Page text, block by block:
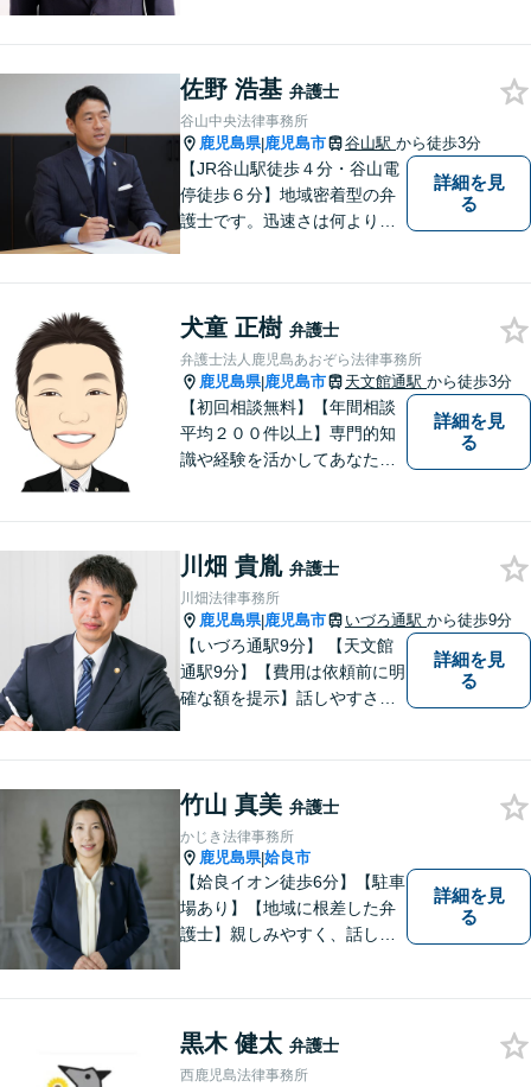
佐野 浩基 弁護士
谷山中央法律事務所
鹿児島県|鹿児島市 谷山駅 から徒歩3分
【JR谷山駅徒歩４分・谷山電
停徒歩６分】地域密着型の弁
護士です。迅速さは何よりの
詳細を見
る
犬童 正樹 弁護士
弁護士法人鹿児島あおぞら法律事務所
鹿児島県|鹿児島市 天文館通駅 から徒歩3分
【初回相談無料】【年間相談
平均２００件以上】専門的知
識や経験を活かしてあなたの
弁護などに強い弁護士です。
「鹿児島あおぞら法律事務
所」で検索。
詳細を見
る
川畑 貴胤 弁護士
川畑法律事務所
鹿児島県|鹿児島市 いづろ通駅 から徒歩9分
【いづろ通駅9分】 【天文館
通駅9分】【費用は依頼前に明
確な額を提示】話しやすさを
で、お悩みの解決に向けて丁
寧にアドバイスしていきま
す。
詳細を見
る
竹山 真美 弁護士
かじき法律事務所
鹿児島県|姶良市
【姶良イオン徒歩6分】【駐車
場あり】【地域に根差した弁
護士】親しみやすく、話しや
金問題／交通事故など、幅広
く対応可能。お悩みの方は、
詳細を見
る
黒木 健太 弁護士
西鹿児島法律事務所